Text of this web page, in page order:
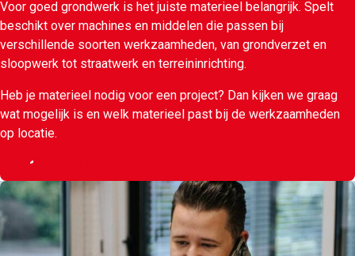
Voor goed grondwerk is het juiste materieel belangrijk. Spelt
beschikt over machines en middelen die passen bij
verschillende soorten werkzaamheden, van grondverzet en
sloopwerk tot straatwerk en terreininrichting.
Heb je materieel nodig voor een project? Dan kijken we graag
wat mogelijk is en welk materieel past bij de werkzaamheden
op locatie.
Vraag naar de mogelijkheden